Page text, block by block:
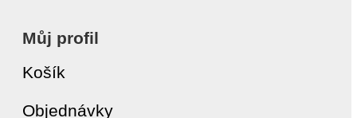
Můj profil
Košík
Objednávky